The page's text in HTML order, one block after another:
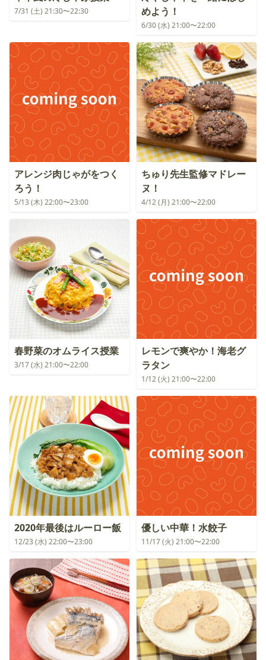
7/31 (土) 21:30〜22:30
めよう！
6/30 (水) 21:00〜22:00
アレンジ肉じゃがをつく
ろう！
5/13 (木) 22:00〜23:00
ちゅり先生監修マドレー
ヌ！
4/12 (月) 21:00〜22:00
春野菜のオムライス授業
3/17 (水) 21:00〜22:00
レモンで爽やか！海老グ
ラタン
1/12 (火) 21:00〜22:00
2020年最後はルーロー飯
12/23 (水) 22:00〜23:00
優しい中華！水餃子
11/17 (火) 21:00〜22:00